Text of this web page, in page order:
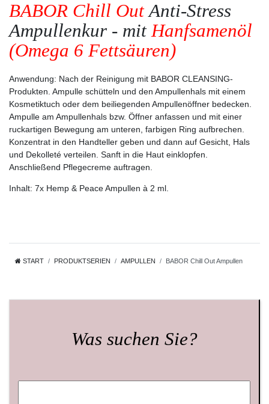
BABOR Chill OutAnti-Stress
Ampullenkur - mitHanfsamenöl
(Omega 6 Fettsäuren)
Anwendung: Nach der Reinigung mit BABOR CLEANSING-
Produkten. Ampulle schütteln und den Ampullenhals mit einem
Kosmetiktuch oder dem beiliegenden Ampullenöffner bedecken.
Ampulle am Ampullenhals bzw. Öffner anfassen und mit einer
ruckartigen Bewegung am unteren, farbigen Ring aufbrechen.
Konzentrat in den Handteller geben und dann auf Gesicht, Hals
und Dekolleté verteilen. Sanft in die Haut einklopfen.
Anschließend Pflegecreme auftragen.
Inhalt: 7x Hemp & Peace Ampullen à 2 ml.
START PRODUKTSERIEN AMPULLEN BABOR Chill Out Ampullen
Was suchen Sie?